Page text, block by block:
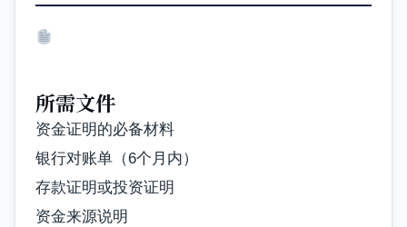
所需文件
资金证明的必备材料
银行对账单（6个月内）
存款证明或投资证明
资金来源说明